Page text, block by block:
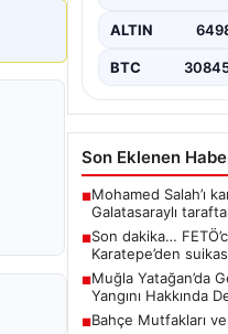
müdürlüklerince
ALTIN
BTC
Son Eklenen
■Mohamed Salah’ı
Galatasaraylı
■Son dakika…
Karatepe’den
■Muğla Yatağan’da
Yangını Hakkında
■Bahçe Mutfakları